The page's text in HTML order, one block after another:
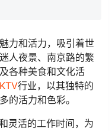
力和活力，吸引着世
人夜景、南京路的繁
各种美食和文化活
行业，以其独特的
的活力和色彩。
灵活的工作时间，为